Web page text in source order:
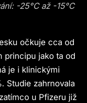
-25°C až -15°C
očkuje cca od
principu jako ta od
je i klinickými
Studie zahrnovala
u Pfizeru již